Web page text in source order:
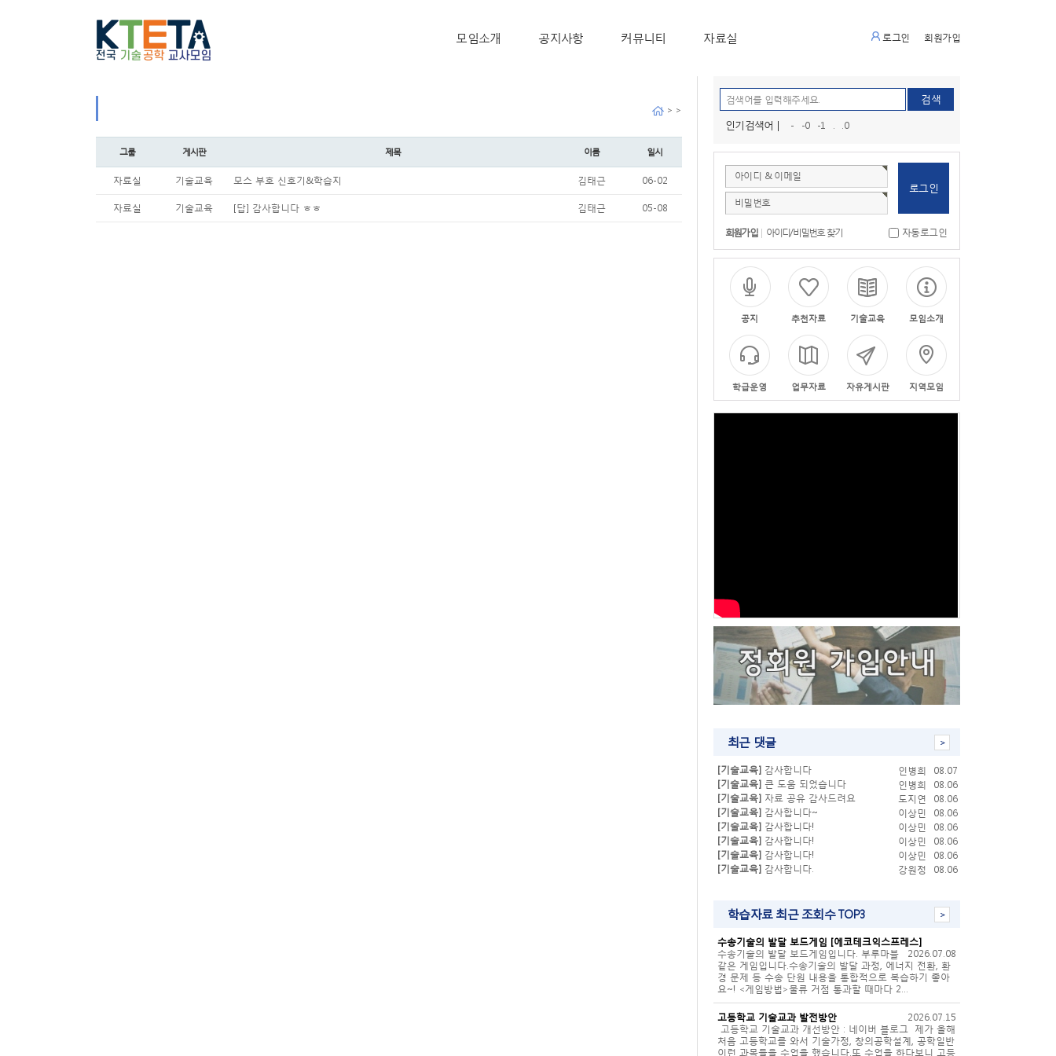
로그인 회원가입
모임소개 공지사항 커뮤니티 자료실
> >
그룹 게시판 제목 이름 일시
자료실 기술교육 모스 부호 신호기&학습지 김태근 06-02
자료실 기술교육 [답] 감사합니다 ㅎㅎ 김태근 05-08
인기검색어 | - -0 -1 . .0
아이디 & 이메일
비밀번호
회원가입| 아이디/비밀번호 찾기 자동로그인
공지 추천자료 기술교육 모임소개
학급운영 업무자료 자유게시판 지역모임
최근 댓글
[기술교육] 감사합니다 인병희
08.07
[기술교육] 큰 도움 되었습니다 인병희
08.06
[기술교육] 자료 공유 감사드려요 도지연
08.06
[기술교육] 감사합니다~ 이상민
08.06
[기술교육] 감사합니다! 이상민
08.06
[기술교육] 감사합니다! 이상민
08.06
[기술교육] 감사합니다! 이상민
08.06
[기술교육] 감사합니다. 강원정 08.06
학습자료 최근 조회수 TOP3
수송기술의 발달 보드게임 [에코테크익스프레스]
2026.07.08
수송기술의 발달 보드게임입니다. 부루마블
같은 게임입니다.수송기술의 발달 과정, 에너지 전환, 환
경 문제 등 수송 단원 내용을 통합적으로 복습하기 좋아
요~! <게임방법>물류 거점 통과할 때마다 2…
고등학교 기술교과 발전방안
2026.07.15
고등학교 기술교과 개선방안 : 네이버 블로그 제가 올해
처음 고등학교를 와서 기술가정, 창의공학설계, 공학일반
이런 과목들을 수업을 했습니다.또 수업을 하다보니 고등